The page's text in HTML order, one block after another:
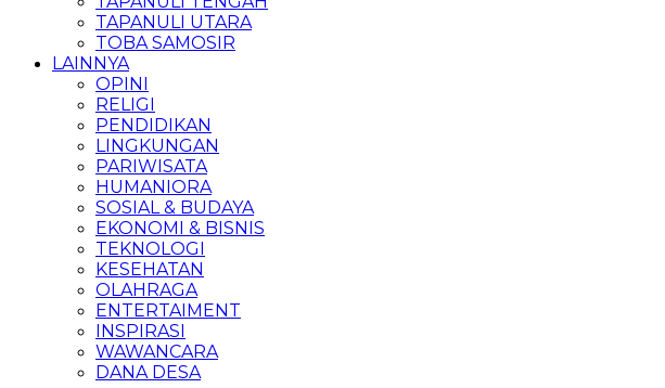
TAPANULI UTARA
TOBA SAMOSIR
LAINNYA
OPINI
RELIGI
PENDIDIKAN
LINGKUNGAN
PARIWISATA
HUMANIORA
SOSIAL & BUDAYA
EKONOMI & BISNIS
TEKNOLOGI
KESEHATAN
OLAHRAGA
ENTERTAIMENT
INSPIRASI
WAWANCARA
DANA DESA